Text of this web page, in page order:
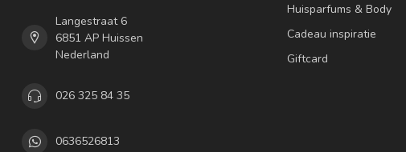
Langestraat 6
6851 AP Huissen
Nederland
026 325 84 35
0636526813
Huisparfums & Body
Cadeau inspiratie
Giftcard